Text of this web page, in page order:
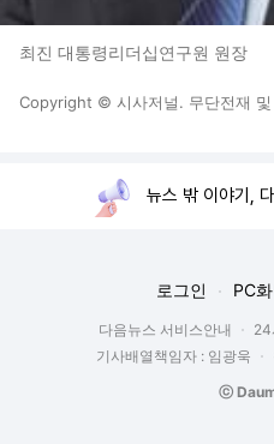
최진 대통령리더십연구원 원장
Copyright © 시사저널. 무단전재 및
뉴스 밖 이야기,
로그인 PC
다음뉴스 서비스안내 24
기사배열책임자 : 임광욱
ⓒ